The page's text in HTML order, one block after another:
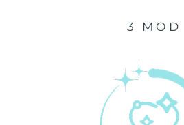
3 MOD